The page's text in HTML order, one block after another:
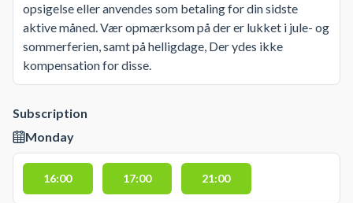
opsigelse eller anvendes som betaling for din sidste
aktive måned. Vær opmærksom på der er lukket i jule- og
sommerferien, samt på helligdage, Der ydes ikke
kompensation for disse.
Subscription
Monday
16:00 17:00 21:00